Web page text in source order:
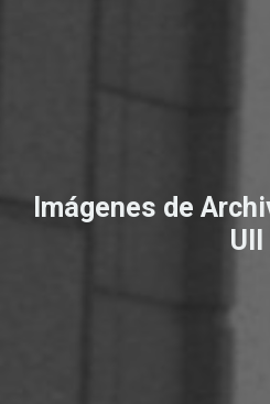
Imágenes de
UII